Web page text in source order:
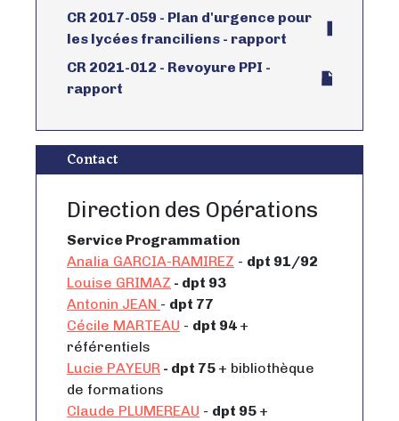
CR 2017-059 - Plan d'urgence pour
les lycées franciliens - rapport
CR 2021-012 - Revoyure PPI -
rapport
Contact
Direction des Opérations
Service Programmation
Analia GARCIA-RAMIREZ - dpt 91/92
Louise GRIMAZ - dpt 93
Antonin JEAN - dpt 77
Cécile MARTEAU - dpt 94 +
référentiels
Lucie PAYEUR - dpt 75 + bibliothèque
de formations
Claude PLUMEREAU - dpt 95 +